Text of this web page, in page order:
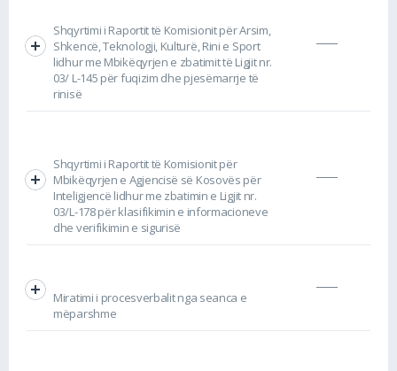
Shqyrtimi i Raportit të Komisionit për Arsim,
Shkencë, Teknologji, Kulturë, Rini e Sport
lidhur me Mbikëqyrjen e zbatimit të Ligjit nr.
03/ L-145 për fuqizim dhe pjesëmarrje të
rinisë
Shqyrtimi i Raportit të Komisionit për
Mbikëqyrjen e Agjencisë së Kosovës për
Inteligjencë lidhur me zbatimin e Ligjit nr.
03/L-178 për klasifikimin e informacioneve
dhe verifikimin e sigurisë
Miratimi i procesverbalit nga seanca e
mëparshme